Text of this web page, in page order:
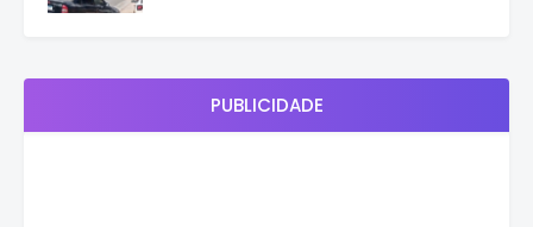
PUBLICIDADE